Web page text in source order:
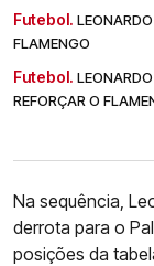
Futebol.
FLAMENGO
Futebol.
REFORÇAR O
Na sequência,
derrota para o
posições da